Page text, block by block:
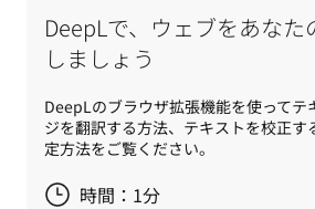
DeepLで、ウェブをあなた
しましょう
DeepLのブラウザ拡張機能を使ってテ
ジを翻訳する方法、テキストを校正す
定方法をご覧ください。
時間：1分